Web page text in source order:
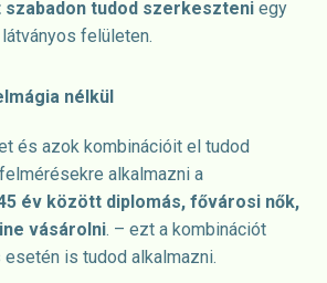
tudod szerkeszteniegy
látványos felületen.
nélkül
és azok kombinációit el tudod
alkalmazni a
év között diplomás, fővárosi nők,
vásárolni. – ezt a kombinációt
is tudod alkalmazni.